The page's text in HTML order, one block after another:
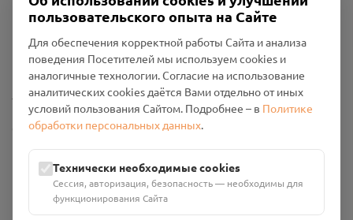
Пользовательское соглашение
Политика конфиденциальности
Промо-материалы
Настройки cookies
Общество с ограниченной ответственностью «Смоленский
ИНН: 6700029207 ОГРН: 1256700001986
Юридический адрес: 216790, Смоленская область, р-н
Руднянский, г. Рудня, улица Западная, д. 26А, пом. 18
Номер счёта: 40702810901130004287 в АО "АЛЬФА-БАНК"
пользовательского опыта на Сайте
Для обеспечения корректной работы Сайта и анализа
поведения Посетителей мы используем cookies и
аналогичные технологии. Согласие на использование
аналитических cookies даётся Вами отдельно от иных
условий пользования Сайтом. Подробнее – в Политике
обработки персональных данных.
Технически необходимые cookies
Сессия, авторизация, безопасность — необходимы для
функционирования Сайта